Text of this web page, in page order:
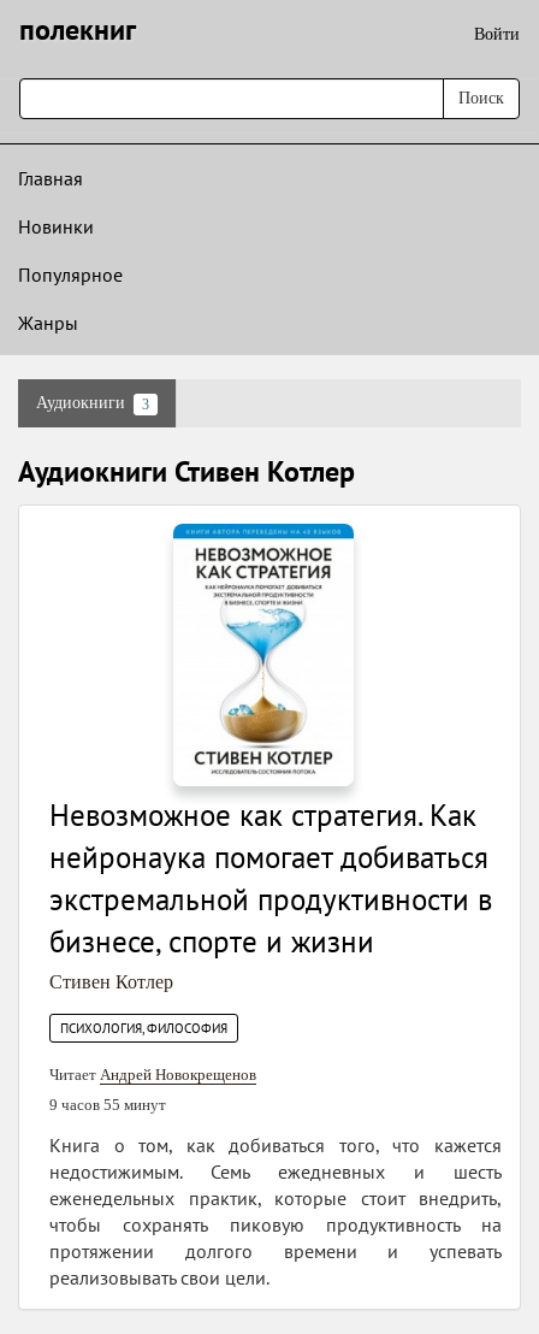
полекниг Войти
Поиск
Главная
Новинки
Популярное
Жанры
Аудиокниги 3
Аудиокниги Стивен Котлер
Невозможное как стратегия. Как
нейронаука помогает добиваться
экстремальной продуктивности в
бизнесе, спорте и жизни
Стивен Котлер
ПСИХОЛОГИЯ, ФИЛОСОФИЯ
Читает Андрей Новокрещенов
9 часов 55 минут
Книга о том, как добиваться того, что кажется
недостижимым. Семь ежедневных и шесть
еженедельных практик, которые стоит внедрить,
чтобы сохранять пиковую продуктивность на
протяжении долгого времени и успевать
реализовывать свои цели.